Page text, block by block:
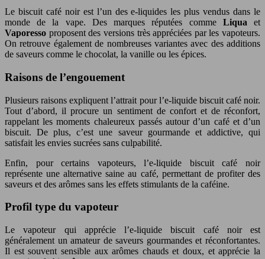
Le biscuit café noir est l’un des e-liquides les plus vendus dans le
monde de la vape. Des marques réputées comme Liqua et
Vaporesso proposent des versions très appréciées par les vapoteurs.
On retrouve également de nombreuses variantes avec des additions
de saveurs comme le chocolat, la vanille ou les épices.
Raisons de l’engouement
Plusieurs raisons expliquent l’attrait pour l’e-liquide biscuit café noir.
Tout d’abord, il procure un sentiment de confort et de réconfort,
rappelant les moments chaleureux passés autour d’un café et d’un
biscuit. De plus, c’est une saveur gourmande et addictive, qui
satisfait les envies sucrées sans culpabilité.
Enfin, pour certains vapoteurs, l’e-liquide biscuit café noir
représente une alternative saine au café, permettant de profiter des
saveurs et des arômes sans les effets stimulants de la caféine.
Profil type du vapoteur
Le vapoteur qui apprécie l’e-liquide biscuit café noir est
généralement un amateur de saveurs gourmandes et réconfortantes.
Il est souvent sensible aux arômes chauds et doux, et apprécie la